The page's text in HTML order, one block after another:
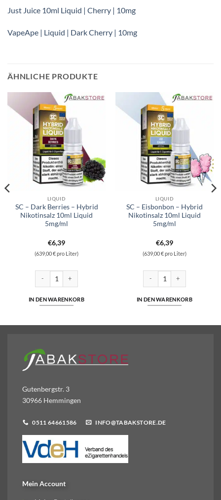
Just Juice 10ml Liquid | Cherry | 10mg
VapeApe | Liquid | Dark Cherry | 10mg
ÄHNLICHE PRODUKTE
LIQUID
SC – Dark Berries – Hybrid
Nikotinsalz 10ml Liquid
5mg/ml
€6,39
(639,00 € pro Liter)
IN DEN WARENKORB
LIQUID
SC – Eisbonbon – Hybrid
Nikotinsalz 10ml Liquid
5mg/ml
€6,39
(639,00 € pro Liter)
IN DEN WARENKORB
Gutenbergstr. 3
30966 Hemmingen
0511 64661586 INFO@TABAKSTORE.DE
Mein Account